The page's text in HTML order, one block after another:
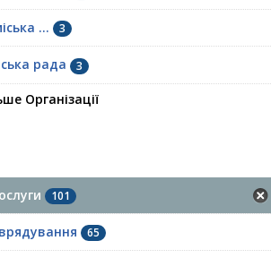
... 3
рада 3
Організації
101
65